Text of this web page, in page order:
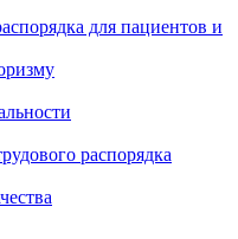
для пациентов и
распорядка